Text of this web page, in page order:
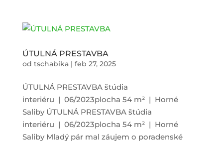
ÚTULNÁ PRESTAVBA
od tschabika| feb 27, 2025
ÚTULNÁ PRESTAVBA štúdia
interiéru | 06/2023plocha 54 m² | Horné
Saliby ÚTULNÁ PRESTAVBA štúdia
interiéru | 06/2023plocha 54 m² | Horné
Saliby Mladý pár mal záujem o poradenské